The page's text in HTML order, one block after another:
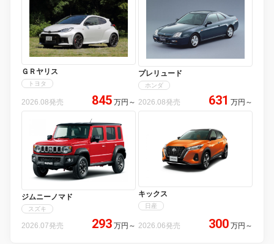
ＧＲヤリス
トヨタ
2026.08発売 845 万円 ～
プレリュード
ホンダ
2026.08発売 631 万円 ～
ジムニーノマド
スズキ
2026.07発売 293 万円 ～
キックス
日産
2026.06発売 300 万円 ～